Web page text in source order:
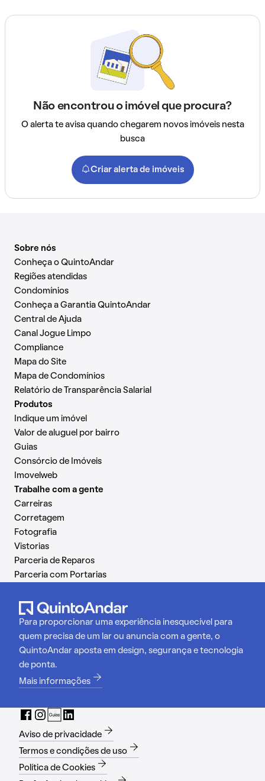
Não encontrou o imóvel que procura?
O alerta te avisa quando chegarem novos imóveis nesta
busca
Criar alerta de imóveis
Sobre nós
Conheça o QuintoAndar
Regiões atendidas
Condomínios
Conheça a Garantia QuintoAndar
Central de Ajuda
Canal Jogue Limpo
Compliance
Mapa do Site
Mapa de Condomínios
Relatório de Transparência Salarial
Produtos
Indique um imóvel
Valor de aluguel por bairro
Guias
Consórcio de Imóveis
Imovelweb
Trabalhe com a gente
Carreiras
Corretagem
Fotografia
Vistorias
Parceria de Reparos
Parceria com Portarias
Para proporcionar uma experiência inesquecível para
quem precisa de um lar ou anuncia com a gente, o
QuintoAndar aposta em design, segurança e tecnologia
de ponta.
Mais informações
Aviso de privacidade
Termos e condições de uso
Política de Cookies